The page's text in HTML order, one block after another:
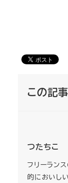
この記
つたちこ
フリーラン
的においし